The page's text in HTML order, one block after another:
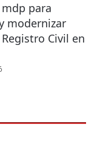
para
modernizar
Civil en